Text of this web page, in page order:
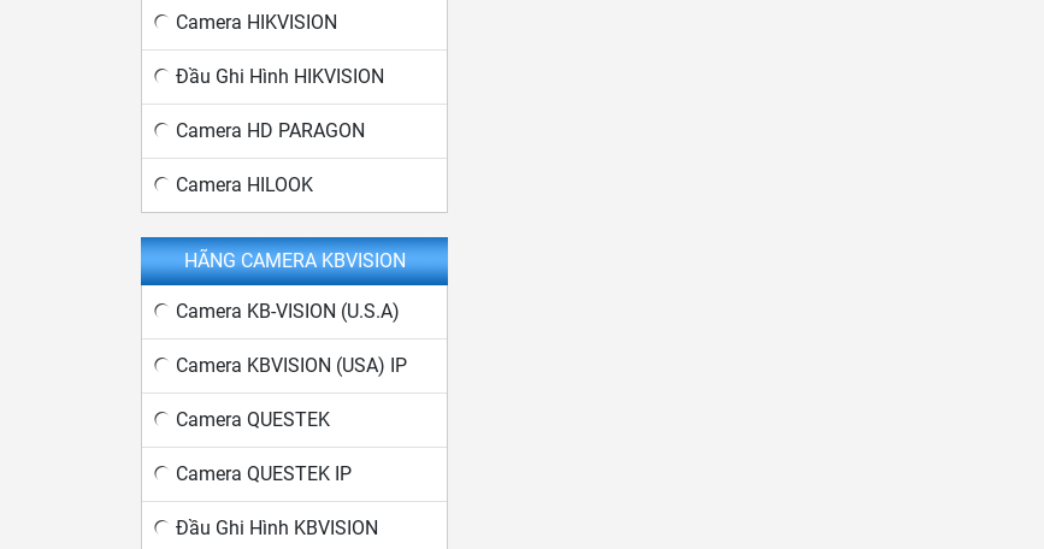
Camera HIKVISION
Đầu Ghi Hình HIKVISION
Camera HD PARAGON
Camera HILOOK
HÃNG CAMERA KBVISION
Camera KB-VISION (U.S.A)
Camera KBVISION (USA) IP
Camera QUESTEK
Camera QUESTEK IP
Đầu Ghi Hình KBVISION